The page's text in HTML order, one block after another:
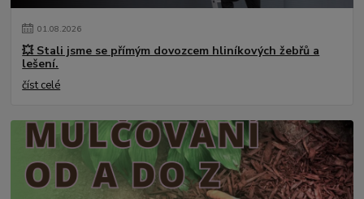
01.08.2026
💥 Stali jsme se přímým dovozcem hliníkových žebřů a
lešení.
číst celé